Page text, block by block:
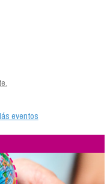
eventos